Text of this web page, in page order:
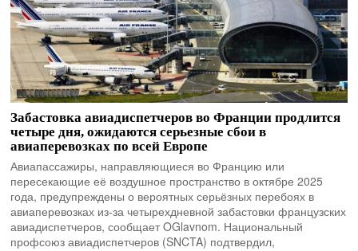
Забастовка авиадиспетчеров во Франции продлится
четыре дня, ожидаются серьезные сбои в
авиаперевозках по всей Европе
Авиапассажиры, направляющиеся во Францию или
пересекающие её воздушное пространство в октябре 2025
года, предупреждены о вероятных серьёзных перебоях в
авиаперевозках из-за четырехдневной забастовки французских
авиадиспетчеров, сообщает OGlavnom. Национальный
профсоюз авиадиспетчеров (SNCTA) подтвердил,